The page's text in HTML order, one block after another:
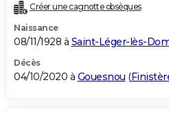
Créer une cagnotte obsèques
Naissance
08/11/1928 à Saint-Léger-lès-
Décès
04/10/2020 à Gouesnou (